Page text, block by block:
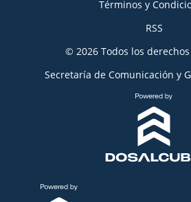
Términos y
RSS
© 2026 Todos los
Secretaría de Comunicación y